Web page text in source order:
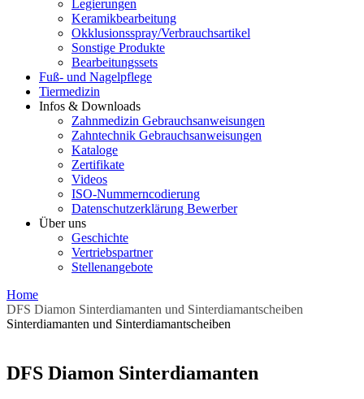
Legierungen
Keramikbearbeitung
Okklusionsspray/Verbrauchsartikel
Sonstige Produkte
Bearbeitungssets
Fuß- und Nagelpflege
Tiermedizin
Infos & Downloads
Zahnmedizin Gebrauchsanweisungen
Zahntechnik Gebrauchsanweisungen
Kataloge
Zertifikate
Videos
ISO-Nummerncodierung
Datenschutzerklärung Bewerber
Über uns
Geschichte
Vertriebspartner
Stellenangebote
Home
DFS Diamon Sinterdiamanten und Sinterdiamantscheiben
Sinterdiamanten und Sinterdiamantscheiben
DFS Diamon Sinterdiamanten